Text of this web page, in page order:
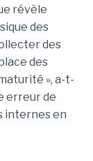
révèle
des
des
des
», a-t-
erreur de
internes en